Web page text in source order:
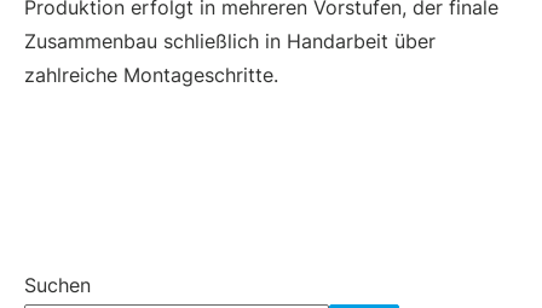
Produktion erfolgt in mehreren Vorstufen, der finale
Zusammenbau schließlich in Handarbeit über
zahlreiche Montageschritte.
Suchen